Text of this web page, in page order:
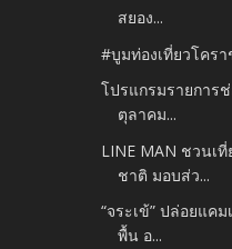
สยอง...
#บูมท่องเที่ยวโคร
โปรแกรมรายการ
ตุลาคม...
LINE MAN ชวนเ
ชาติ มอบส่ว...
“จระเข้” ปล่อยแค
พื้น อ...